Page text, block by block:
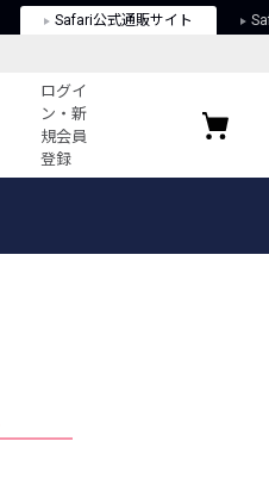
Safari公式通販サイト
ログイ
ン・新
規会員
登録
シー
お気に入り